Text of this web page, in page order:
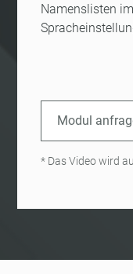
Namenslisten
Modul
* Das Video wird